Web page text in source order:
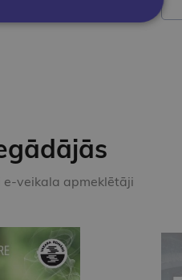
e-veikala apmeklētāji